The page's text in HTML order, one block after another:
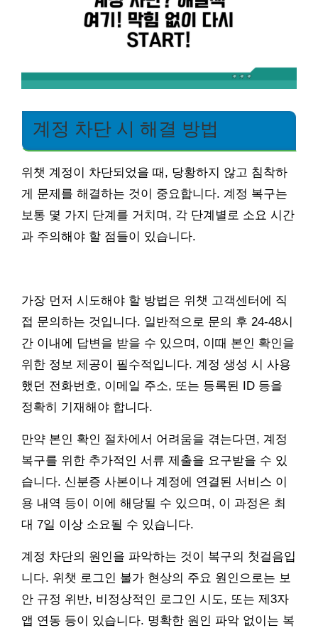
계정 차단 시 해결 방법
위챗 계정이 차단되었을 때, 당황하지 않고 침착하
게 문제를 해결하는 것이 중요합니다. 계정 복구는
보통 몇 가지 단계를 거치며, 각 단계별로 소요 시간
과 주의해야 할 점들이 있습니다.
가장 먼저 시도해야 할 방법은 위챗 고객센터에 직
접 문의하는 것입니다. 일반적으로 문의 후 24-48시
간 이내에 답변을 받을 수 있으며, 이때 본인 확인을
위한 정보 제공이 필수적입니다. 계정 생성 시 사용
했던 전화번호, 이메일 주소, 또는 등록된 ID 등을
정확히 기재해야 합니다.
만약 본인 확인 절차에서 어려움을 겪는다면, 계정
복구를 위한 추가적인 서류 제출을 요구받을 수 있
습니다. 신분증 사본이나 계정에 연결된 서비스 이
용 내역 등이 이에 해당될 수 있으며, 이 과정은 최
대 7일 이상 소요될 수 있습니다.
계정 차단의 원인을 파악하는 것이 복구의 첫걸음입
니다. 위챗 로그인 불가 현상의 주요 원인으로는 보
안 규정 위반, 비정상적인 로그인 시도, 또는 제3자
앱 연동 등이 있습니다. 명확한 원인 파악 없이는 복